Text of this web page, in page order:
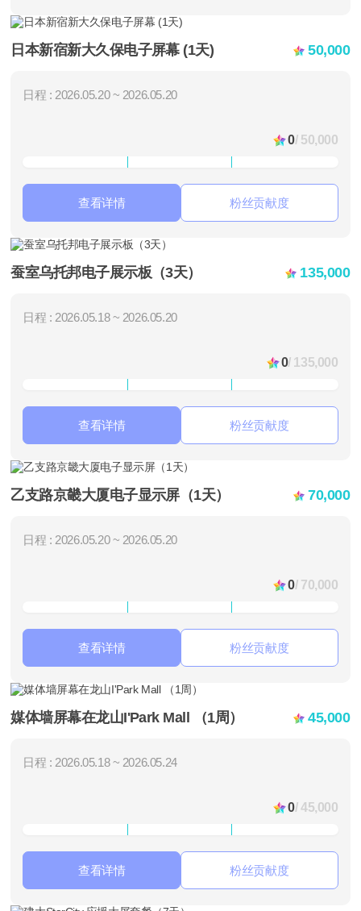
日本新宿新大久保电子屏幕 (1天) 50,000
日程 : 2026.05.20 ~ 2026.05.20
0/ 50,000
查看详情 粉丝贡献度
蚕室乌托邦电子展示板（3天） 135,000
日程 : 2026.05.18 ~ 2026.05.20
0/ 135,000
查看详情 粉丝贡献度
乙支路京畿大厦电子显示屏（1天） 70,000
日程 : 2026.05.20 ~ 2026.05.20
0/ 70,000
查看详情 粉丝贡献度
媒体墙屏幕在龙山I'Park Mall （1周） 45,000
日程 : 2026.05.18 ~ 2026.05.24
0/ 45,000
查看详情 粉丝贡献度